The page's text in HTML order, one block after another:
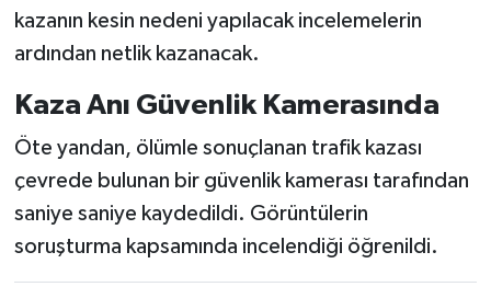
kazanın kesin nedeni yapılacak incelemelerin
ardından netlik kazanacak.
Kaza Anı Güvenlik Kamerasında
Öte yandan, ölümle sonuçlanan trafik kazası
çevrede bulunan bir güvenlik kamerası tarafından
saniye saniye kaydedildi. Görüntülerin
soruşturma kapsamında incelendiği öğrenildi.